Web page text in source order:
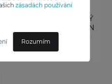
zásadách používání
Rozumím
Profi-europe
VYSAVAČ PRŮMYSLOVÝ
PROFI 45.30 EC CYCLON
17 999 Kč